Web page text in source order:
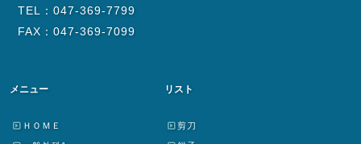
TEL：047-369-7799
FAX：047-369-7099
メニュー
ＨＯＭＥ
リスト
剪刀